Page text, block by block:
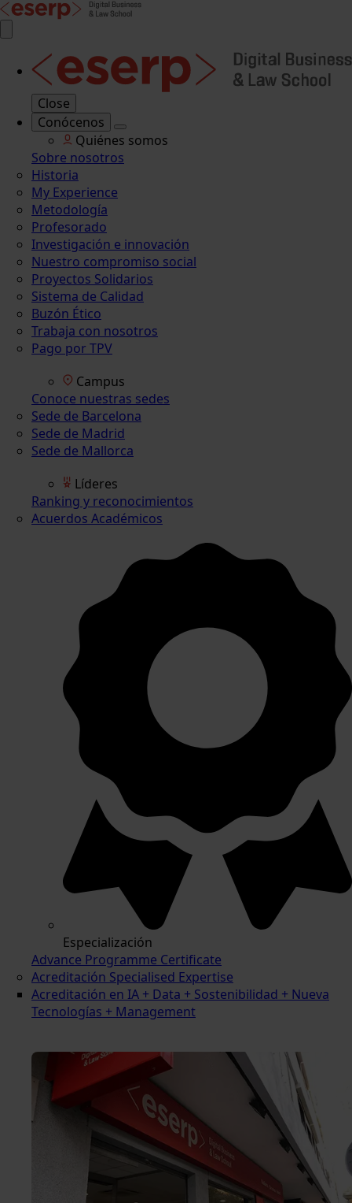
Close
Conócenos
Quiénes somos
Sobre nosotros
Historia
My Experience
Metodología
Profesorado
Investigación e innovación
Nuestro compromiso social
Proyectos Solidarios
Sistema de Calidad
Buzón Ético
Trabaja con nosotros
Pago por TPV
Campus
Conoce nuestras sedes
Sede de Barcelona
Sede de Madrid
Sede de Mallorca
Líderes
Ranking y reconocimientos
Acuerdos Académicos
Especialización
Advance Programme Certificate
Acreditación Specialised Expertise
Acreditación en IA + Data + Sostenibilidad + Nueva
Tecnologías + Management